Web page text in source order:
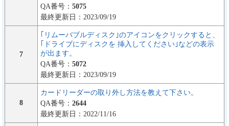
QA番号： 5075
最終更新日：2023/09/19
7
｢リムーバブルディスク｣のアイコンをクリックすると、
｢ドライブにディスクを 挿入してください｣などの表示
が出ます。
QA番号： 5072
最終更新日：2023/09/19
8
カードリーダーの取り外し方法を教えて下さい。
QA番号： 2644
最終更新日：2022/11/16